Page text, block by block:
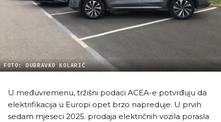
FOTO: DUBRAVKO KOLARIĆ
U međuvremenu, tržišni podaci ACEA-e potvrđuju da
elektrifikacija u Europi opet brzo napreduje. U prvih
sedam mjeseci 2025. prodaja električnih vozila porasla